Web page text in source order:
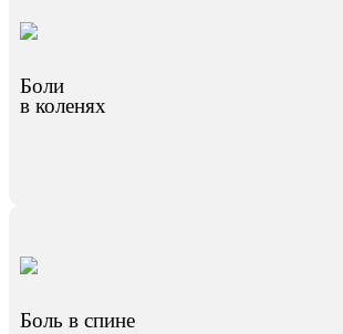
Боли
в коленях
Боль в спине